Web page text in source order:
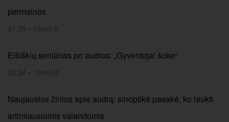
permainos
21:35 • 15min.lt
Eišiškių seniūnas po audros: „Gyventojai šoke“
20:34 • 15min.lt
Naujausios žinios apie audrą: sinoptikė pasakė, ko laukti
artimiausiomis valandomis